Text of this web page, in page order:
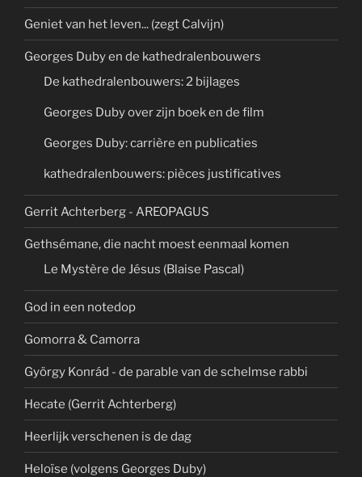
Geniet van het leven... (zegt Calvijn)
Georges Duby en de kathedralenbouwers
De kathedralenbouwers: 2 bijlages
Georges Duby over zijn boek en de film
Georges Duby: carrière en publicaties
kathedralenbouwers: pièces justificatives
Gerrit Achterberg - AREOPAGUS
Gethsémane, die nacht moest eenmaal komen
Le Mystère de Jésus (Blaise Pascal)
God in een notedop
Gomorra & Camorra
György Konrád - de parable van de schelmse rabbi
Hecate (Gerrit Achterberg)
Heerlijk verschenen is de dag
Heloïse (volgens Georges Duby)